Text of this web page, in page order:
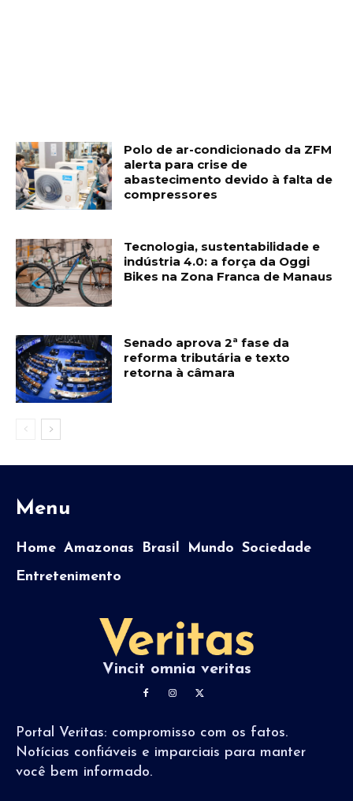
Polo de ar-condicionado da ZFM
alerta para crise de
abastecimento devido à falta de
compressores
Tecnologia, sustentabilidade e
indústria 4.0: a força da Oggi
Bikes na Zona Franca de Manaus
Senado aprova 2ª fase da
reforma tributária e texto
retorna à câmara
Menu
Home Amazonas Brasil Mundo Sociedade
Entretenimento
Vincit omnia veritas
Portal Veritas: compromisso com os fatos.
Notícias confiáveis e imparciais para manter
você bem informado.